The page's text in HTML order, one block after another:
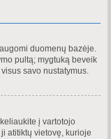
duomenų bazėje.
pultą; mygtuką beveik
savo nustatymus.
į vartotojo
atitiktų vietovę, kurioje